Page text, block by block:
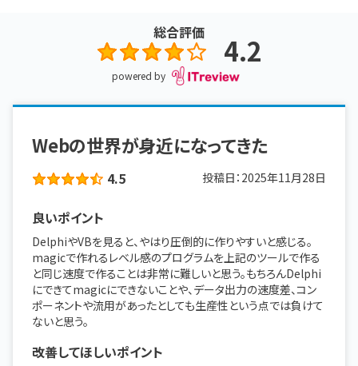
総合評価 4.2
powered by
Webの世界が身近になってきた
4.5 投稿日： 2025年11月28日
良いポイント
DelphiやVBを見ると、やはり圧倒的に作りやすいと感じる。
magicで作れるレベル感のプログラムを上記のツールで作る
と同じ速度で作ることは非常に難しいと思う。もちろんDelphi
にできてmagicにできないことや、データ出力の速度差、コン
ポーネントや流用があったとしても生産性という点では負けて
ないと思う。
改善してほしいポイント